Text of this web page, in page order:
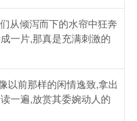
从倾泻而下的水帘中狂奔
一片,那真是充满刺激的
以前那样的闲情逸致,拿出
一遍,放赏其委婉动人的